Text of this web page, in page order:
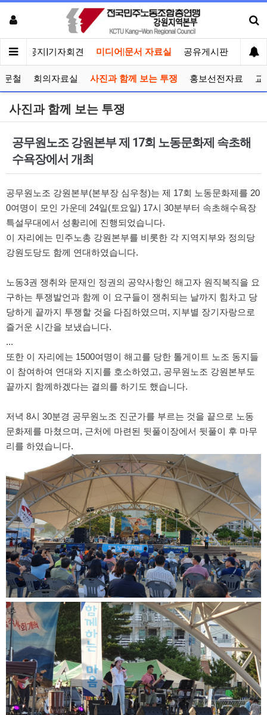
인 공지|기자회견 미디어|문서 자료실 공유게시판 선거
문철 회의자료실 사진과 함께 보는 투쟁 홍보선전자료 교
사진과 함께 보는 투쟁
공무원노조 강원본부 제 17회 노동문화제 속초해
수욕장에서 개최
공무원노조 강원본부(본부장 심우청)는 제 17회 노동문화제를 20
0여명이 모인 가운데 24일(토요일) 17시 30분부터 속초해수욕장
특설무대에서 성황리에 진행되었습니다.
이 자리에는 민주노총 강원본부를 비롯한 각 지역지부와 정의당
강원도당도 함께 연대하였습니다.
노동3권 쟁취와 문재인 정권의 공약사항인 해고자 원직복직을 요
구하는 투쟁발언과 함께 이 요구들이 쟁취되는 날까지 힘차고 당
당하게 끝까지 투쟁할 것을 다짐하였으며, 지부별 장기자랑으로
즐거운 시간을 보냈습니다.
...
또한 이 자리에는 1500여명이 해고를 당한 톨게이트 노조 동지들
이 참여하여 연대와 지지를 호소하였고, 공무원노조 강원본부도
끝까지 함께하겠다는 결의를 하기도 했습니다.
저녁 8시 30분경 공무원노조 진군가를 부르는 것을 끝으로 노동
문화제를 마쳤으며, 근처에 마련된 뒷풀이장에서 뒷풀이 후 마무
리를 하였습니다.